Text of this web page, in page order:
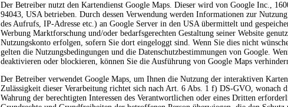
Der Betreiber nutzt den Kartendienst Google Maps. Dieser wird von Google Inc.,
94043, USA betrieben. Durch dessen Verwendung werden Informationen zur
des Aufrufs, IP-Adresse etc.) an Google Server in den USA übermittelt und
Werbung Marktforschung und/oder bedarfsgerechten Gestaltung seiner Website
Nutzungskonto erfolgen, sofern Sie dort eingeloggt sind. Wenn Sie dies nicht
gelten die Nutzungsbedingungen und die Datenschutzbestimmungen von Google.
deaktivieren oder blockieren, können Sie die Ausführung von Google Maps
Der Betreiber verwendet Google Maps, um Ihnen die Nutzung der interaktiven
Zulässigkeit dieser Verarbeitung richtet sich nach Art. 6 Abs. 1 f) DS-GVO, wonach
Wahrung der berechtigten Interessen des Verantwortlichen oder eines Dritten